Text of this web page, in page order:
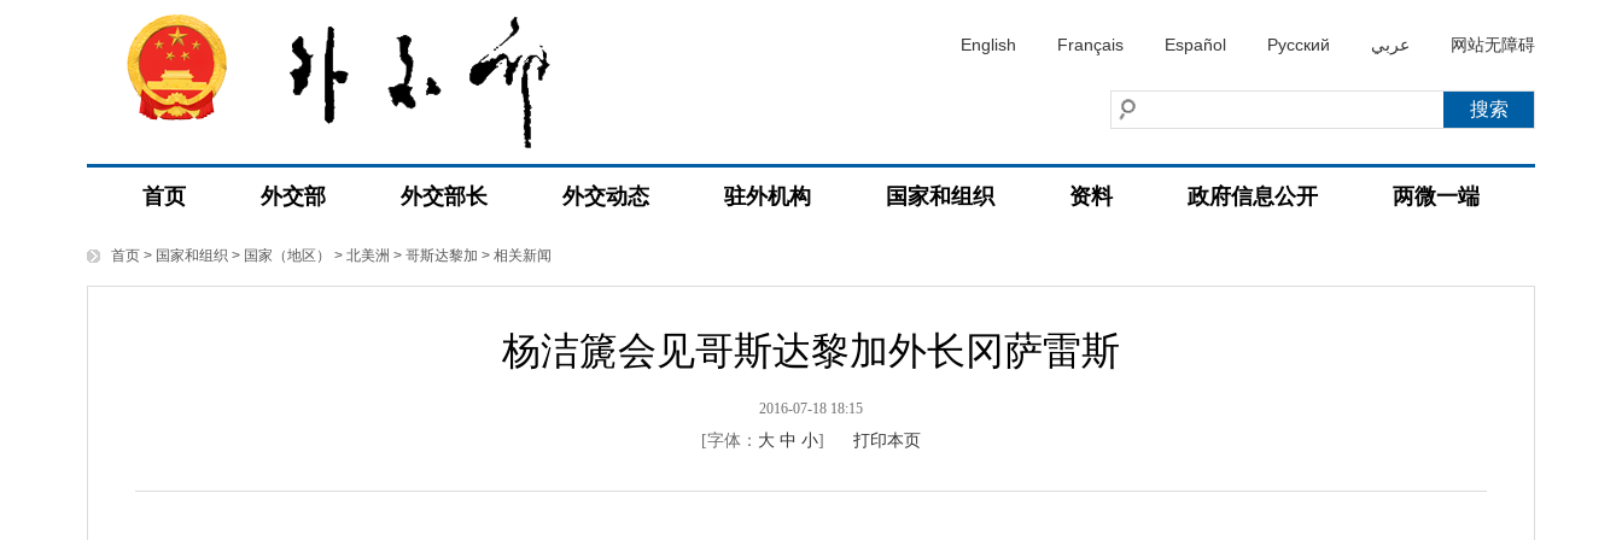
English Français Español Русский عربي 网站无障碍
首页 外交部 外交部长 外交动态 驻外机构 国家和组织 资料 政府信息公开 两微一端
首页 > 国家和组织 > 国家（地区） > 北美洲 > 哥斯达黎加 > 相关新闻
杨洁篪会见哥斯达黎加外长冈萨雷斯
2016-07-18 18:15
[字体： 大 中 小] 打印本页